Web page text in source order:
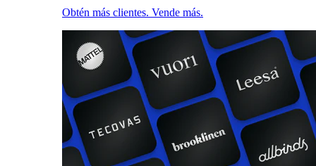
Obtén más clientes. Vende más.